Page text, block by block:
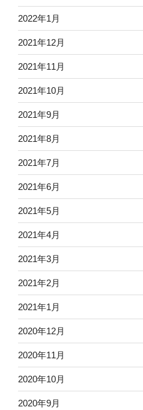
2022年1月
2021年12月
2021年11月
2021年10月
2021年9月
2021年8月
2021年7月
2021年6月
2021年5月
2021年4月
2021年3月
2021年2月
2021年1月
2020年12月
2020年11月
2020年10月
2020年9月